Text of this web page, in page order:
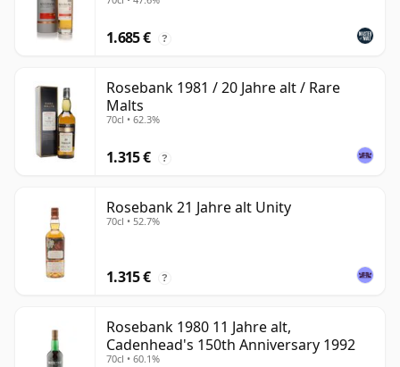
1.685 € ?
Rosebank 1981 / 20 Jahre alt / Rare
Malts
70cl • 62.3%
1.315 € ?
Rosebank 21 Jahre alt Unity
70cl • 52.7%
1.315 € ?
Rosebank 1980 11 Jahre alt,
Cadenhead's 150th Anniversary 1992
70cl • 60.1%